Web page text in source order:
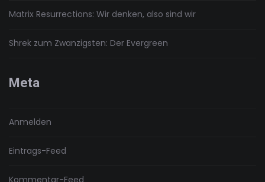
Matrix Resurrections: Wir denken, also sind wir
Shrek zum Zwanzigsten: Der Evergreen
Meta
Anmelden
Eintrags-Feed
Kommentar-Feed